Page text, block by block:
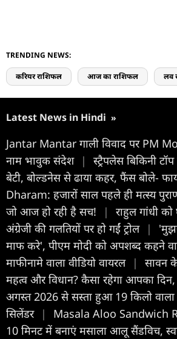
TRENDING NEWS:
करियर राशिफल आज का राशिफल लव
Latest News in Hindi »
Jantar Mantar गाली विवाद पर PM
नाम भावुक संदेश |
स्ट्रैपलेस बिकिनी
बेटी, बोल्डनेस से ढाया कहर, फैंस बोले-
Dharam: हजारों साल पहले ही मत्स्य
जो आज हो रही है सच!
|
राहुल गांधी
अंग्रेजी की गलतियों पर हो गईं ट्रोल |
माफ करे', पीएम मोदी को अपशब्द कहने
माफीनामे वाला वीडियो वायरल |
सावन
महत्व और व‍िधान? कैसा रहेगा आपका
अगस्त 2026 से सस्ता हुआ 19 किलो वाला
सिलेंडर |
Masala Aloo Sandwich
10 मिनट में बनाएं मसाला आलू सैंडविच,